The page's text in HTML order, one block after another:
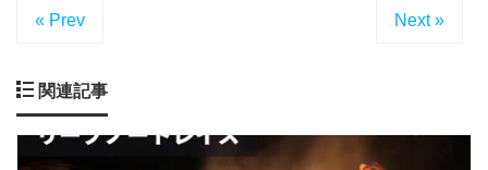
« Prev Next »
関連記事